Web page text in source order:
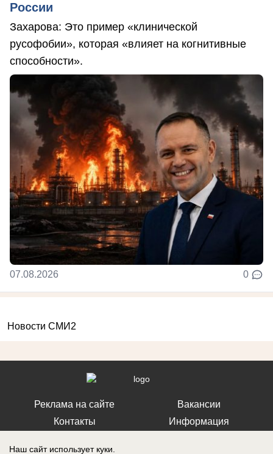
России
Захарова: Это пример «клинической
русофобии», которая «влияет на когнитивные
способности».
07.08.2026 0
Новости СМИ2
Реклама на сайте
Контакты
Вакансии
Информация
Наш сайт использует куки.